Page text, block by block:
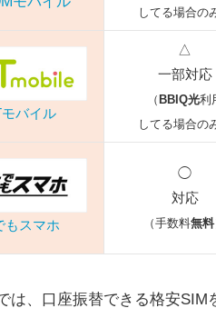
してる場合の
バイル
△
一部対応
（ BBIQ光利
してる場合の
もスマホ
◯
対応
（手数料無料
は、口座振替できる格安